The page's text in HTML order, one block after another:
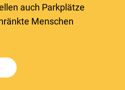
auch Parkplätze
Menschen